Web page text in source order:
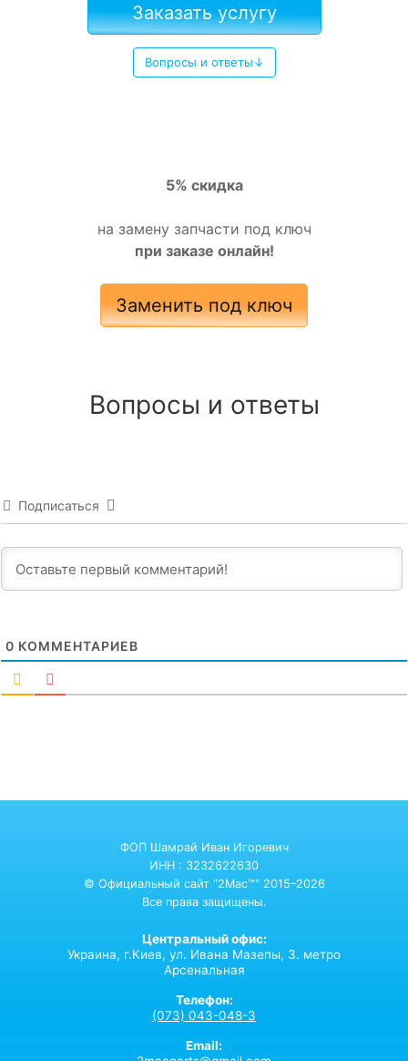
Заказать услугу
Вопросы и ответы↓
5% скидка
на замену запчасти под ключ
при заказе онлайн!
Заменить под ключ
Вопросы и ответы
Подписаться
0 КОММЕНТАРИЕВ
ФОП Шамрай Иван Игоревич
ИНН : 3232622630
© Официальный сайт "2Mac™" 2015–2026
Все права защищены.
Центральный офис:
Украина, г.Киев, ул. Ивана Мазепы, 3. метро
Арсенальная
Телефон:
(073) 043-048-3
Email: